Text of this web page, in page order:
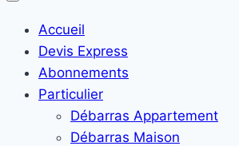
Accueil
Devis Express
Abonnements
Particulier
Débarras Appartement
Débarras Maison